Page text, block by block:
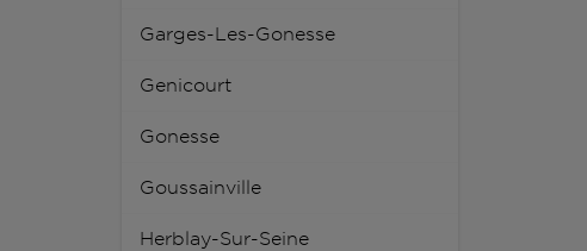
Garges-Les-Gonesse
Genicourt
Gonesse
Goussainville
Herblay-Sur-Seine